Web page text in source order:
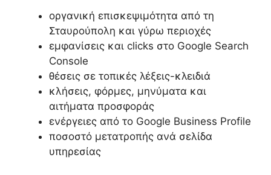
οργανική επισκεψιμότητα από τη
Σταυρούπολη και γύρω περιοχές
εμφανίσεις και clicks στο Google Search
Console
θέσεις σε τοπικές λέξεις-κλειδιά
κλήσεις, φόρμες, μηνύματα και
αιτήματα προσφοράς
ενέργειες από το Google Business Profile
ποσοστό μετατροπής ανά σελίδα
υπηρεσίας